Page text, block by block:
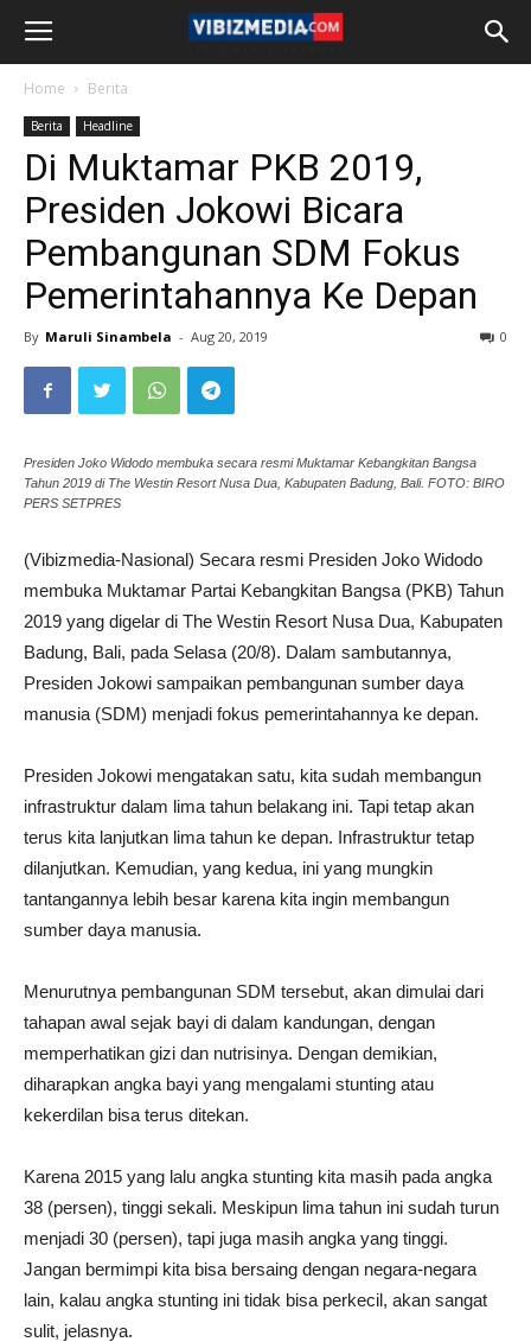
Home Berita
Berita Headline
Di Muktamar PKB 2019,
Presiden Jokowi Bicara
Pembangunan SDM Fokus
Pemerintahannya Ke Depan
By Maruli Sinambela - Aug 20, 2019 0
Presiden Joko Widodo membuka secara resmi Muktamar Kebangkitan Bangsa
Tahun 2019 di The Westin Resort Nusa Dua, Kabupaten Badung, Bali. FOTO: BIRO
PERS SETPRES
(Vibizmedia-Nasional) Secara resmi Presiden Joko Widodo
membuka Muktamar Partai Kebangkitan Bangsa (PKB) Tahun
2019 yang digelar di The Westin Resort Nusa Dua, Kabupaten
Badung, Bali, pada Selasa (20/8). Dalam sambutannya,
Presiden Jokowi sampaikan pembangunan sumber daya
manusia (SDM) menjadi fokus pemerintahannya ke depan.
Presiden Jokowi mengatakan satu, kita sudah membangun
infrastruktur dalam lima tahun belakang ini. Tapi tetap akan
terus kita lanjutkan lima tahun ke depan. Infrastruktur tetap
dilanjutkan. Kemudian, yang kedua, ini yang mungkin
tantangannya lebih besar karena kita ingin membangun
sumber daya manusia.
Menurutnya pembangunan SDM tersebut, akan dimulai dari
tahapan awal sejak bayi di dalam kandungan, dengan
memperhatikan gizi dan nutrisinya. Dengan demikian,
diharapkan angka bayi yang mengalami stunting atau
kekerdilan bisa terus ditekan.
Karena 2015 yang lalu angka stunting kita masih pada angka
38 (persen), tinggi sekali. Meskipun lima tahun ini sudah turun
menjadi 30 (persen), tapi juga masih angka yang tinggi.
Jangan bermimpi kita bisa bersaing dengan negara-negara
lain, kalau angka stunting ini tidak bisa perkecil, akan sangat
sulit, jelasnya.